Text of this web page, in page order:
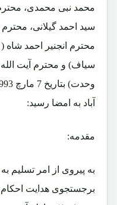
محمد نبی محمدی،
سید احمد گیلانی،
محترم انجنیر احمد شاه (
سیاف) و محترم آیت
آباد به امضا رسید:
مقدمه:
به پیروی از امر تسلیم
برجستجوی هدایت